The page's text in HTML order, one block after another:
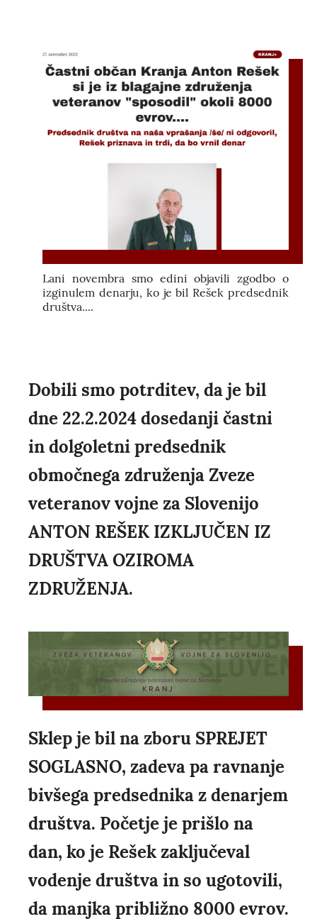
Lani novembra smo edini objavili zgodbo o
izginulem denarju, ko je bil Rešek predsednik
društva....
Dobili smo potrditev, da je bil
dne 22.2.2024 dosedanji častni
in dolgoletni predsednik
območnega združenja Zveze
veteranov vojne za Slovenijo
ANTON REŠEK IZKLJUČEN IZ
DRUŠTVA OZIROMA
ZDRUŽENJA.
Sklep je bil na zboru SPREJET
SOGLASNO, zadeva pa ravnanje
bivšega predsednika z denarjem
društva. Početje je prišlo na
dan, ko je Rešek zaključeval
vodenje društva in so ugotovili,
da manjka približno 8000 evrov.